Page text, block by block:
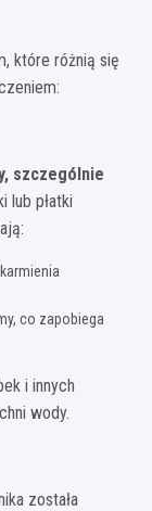
które różnią się
szczególnie
lub płatki
co zapobiega
i innych
wody.
została